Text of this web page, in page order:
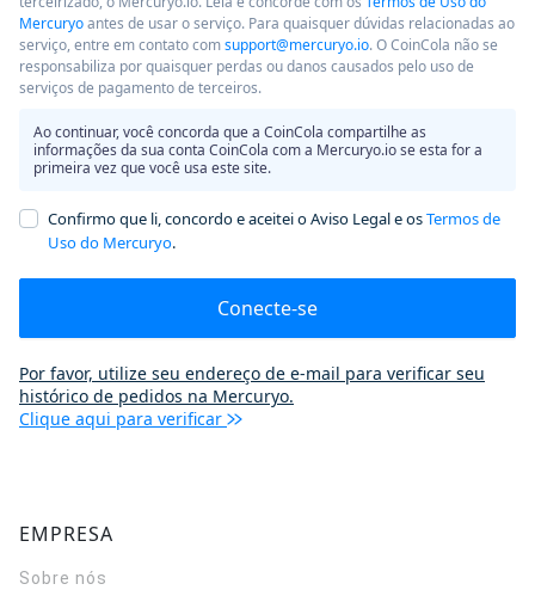
Mercuryoantes de usar o serviço. Para quaisquer dúvidas relacionadas ao
serviço, entre em contato comsupport@mercuryo.io. O CoinCola não se
responsabiliza por quaisquer perdas ou danos causados ​​pelo uso de
serviços de pagamento de terceiros.
Ao continuar, você concorda que a CoinCola compartilhe as
informações da sua conta CoinCola com a Mercuryo.io se esta for a
primeira vez que você usa este site.
Confirmo que li, concordo e aceitei o Aviso Legal e osTermos de
Uso do Mercuryo.
Conecte-se
Por favor, utilize seu endereço de e-mail para verificar seu
histórico de pedidos na Mercuryo.
Clique aqui para verificar
EMPRESA
Sobre nós